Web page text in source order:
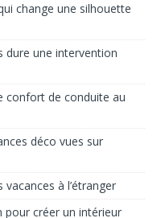
change une silhouette
dure une intervention
confort de conduite au
déco vues sur
à l’étranger
pour créer un intérieur